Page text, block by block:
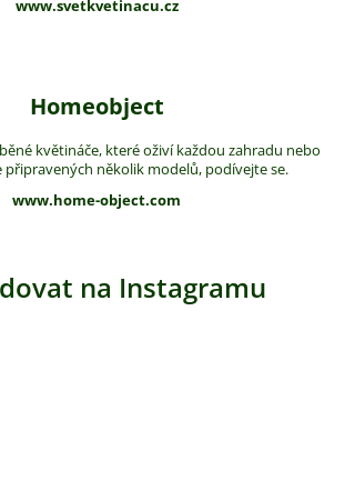
www.svetkvetinacu.cz
Homeobject
květináče, které oživí každou zahradu nebo
připravených několik modelů, podívejte se.
www.home-object.com
na Instagramu